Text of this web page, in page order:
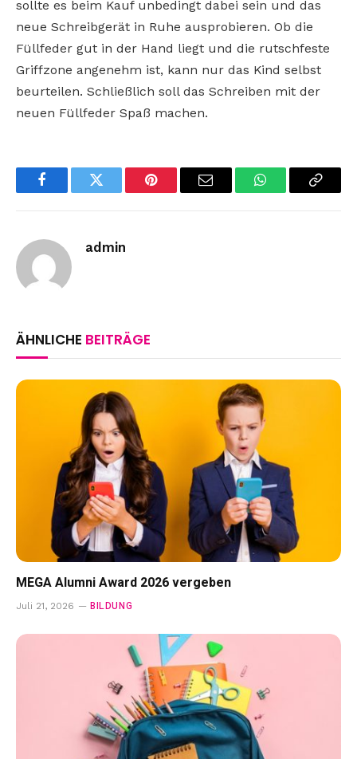
sollte es beim Kauf unbedingt dabei sein und das
neue Schreibgerät in Ruhe ausprobieren. Ob die
Füllfeder gut in der Hand liegt und die rutschfeste
Griffzone angenehm ist, kann nur das Kind selbst
beurteilen. Schließlich soll das Schreiben mit der
neuen Füllfeder Spaß machen.
FacebookTwitter Pinterest Email WhatsAppCopy
admin
ÄHNLICHE BEITRÄGE
MEGA Alumni Award 2026 vergeben
Juli 21, 2026 BILDUNG